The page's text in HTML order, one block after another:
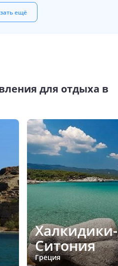
ещё
для отдыха в
Халкидики-
Ситония
Греция